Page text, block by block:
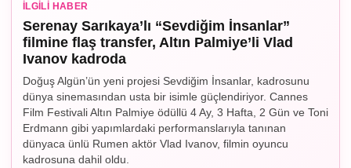
İLGILI HABER
Serenay Sarıkaya’lı “Sevdiğim İnsanlar”
filmine flaş transfer, Altın Palmiye’li Vlad
Ivanov kadroda
Doğuş Algün’ün yeni projesi Sevdiğim İnsanlar, kadrosunu
dünya sinemasından usta bir isimle güçlendiriyor. Cannes
Film Festivali Altın Palmiye ödüllü 4 Ay, 3 Hafta, 2 Gün ve Toni
Erdmann gibi yapımlardaki performanslarıyla tanınan
dünyaca ünlü Rumen aktör Vlad Ivanov, filmin oyuncu
kadrosuna dahil oldu.